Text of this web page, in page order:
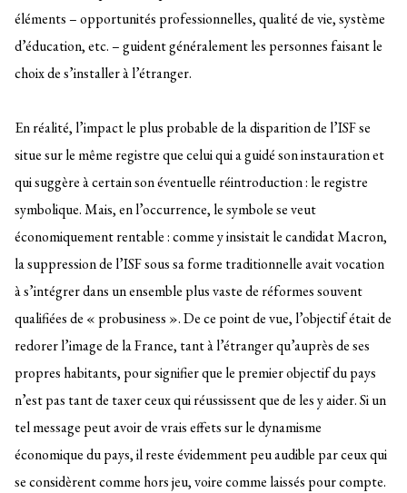
éléments – opportunités professionnelles, qualité de vie, système
d’éducation, etc. – guident généralement les personnes faisant le
choix de s’installer à l’étranger.
En réalité, l’impact le plus probable de la disparition de l’ISF se
situe sur le même registre que celui qui a guidé son instauration et
qui suggère à certain son éventuelle réintroduction : le registre
symbolique. Mais, en l’occurrence, le symbole se veut
économiquement rentable : comme y insistait le candidat Macron,
la suppression de l’ISF sous sa forme traditionnelle avait vocation
à s’intégrer dans un ensemble plus vaste de réformes souvent
qualifiées de « probusiness ». De ce point de vue, l’objectif était de
redorer l’image de la France, tant à l’étranger qu’auprès de ses
propres habitants, pour signifier que le premier objectif du pays
n’est pas tant de taxer ceux qui réussissent que de les y aider. Si un
tel message peut avoir de vrais effets sur le dynamisme
économique du pays, il reste évidemment peu audible par ceux qui
se considèrent comme hors jeu, voire comme laissés pour compte.